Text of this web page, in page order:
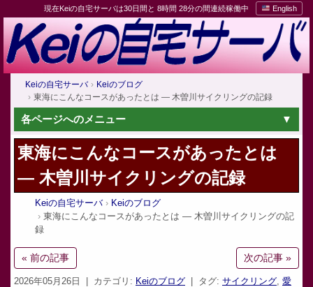
現在Keiの自宅サーバは30日間と 8時間 28分の間連続稼働中 English
Keiの自宅サーバ
Keiのブログ
東海にこんなコースがあったとは — 木曽川サイクリングの記録
各ページへのメニュー
東海にこんなコースがあったとは
— 木曽川サイクリングの記録
Keiの自宅サーバ
Keiのブログ
東海にこんなコースがあったとは — 木曽川サイクリングの記
録
« 前の記事 次の記事 »
2026年05月26日 | カテゴリ: Keiのブログ | タグ: サイクリング, 愛